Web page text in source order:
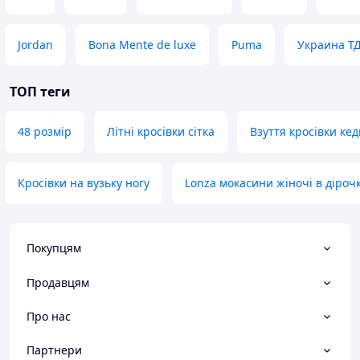
Jordan Bona Mente de luxe Puma Украина
ТОП теги
48 розмір Літні кросівки сітка Взуття кросівки
Кросівки на вузьку ногу Lonza мокасини жіночі в
Покупцям
Продавцям
Про нас
Партнери